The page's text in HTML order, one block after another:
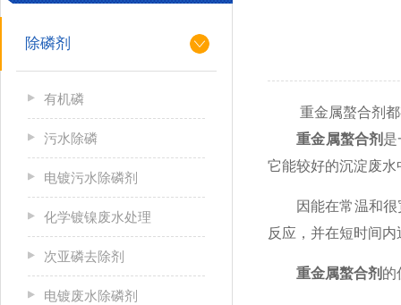
除磷剂
有机磷
污水除磷
电镀污水除磷剂
化学镀镍废水处理
次亚磷去除剂
电镀废水除磷剂
重金属螯合剂都
重金属螯合剂 是
它能较好的沉淀废
因能在常温和很宽
反应，并在短时间
重金属螯合剂 的